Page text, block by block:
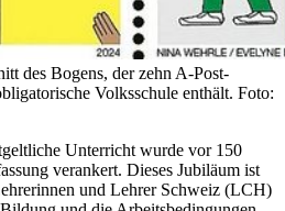
des Bogens, der zehn A-Post-
Volksschule enthält. Foto:
Unterricht wurde vor 150
verankert. Dieses Jubiläum ist
und Lehrer Schweiz (LCH)